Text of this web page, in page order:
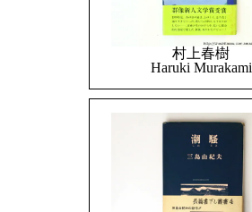
村上春樹
Haruki Murakami